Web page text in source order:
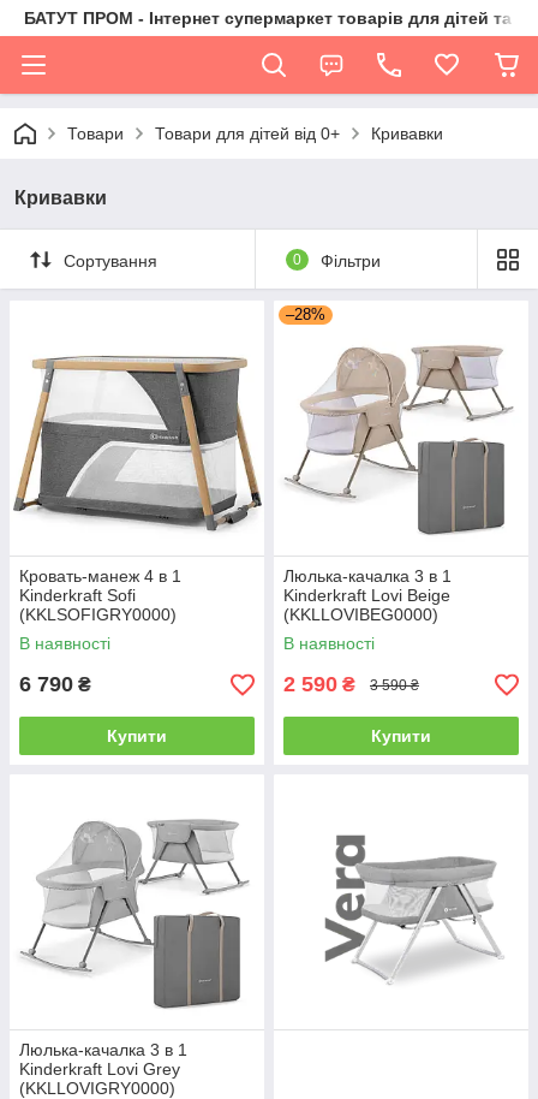
БАТУТ ПРОМ - Інтернет супермаркет товарів для дітей та їх
Товари Товари для дітей від 0+ Кривавки
Кривавки
Сортування 0 Фільтри
Кровать-манеж 4 в 1
Kinderkraft Sofi
(KKLSOFIGRY0000)
В наявності
6 790 ₴
Купити
–28%
Люлька-качалка 3 в 1
Kinderkraft Lovi Beige
(KKLLOVIBEG0000)
В наявності
2 590 ₴ 3 590 ₴
Купити
Люлька-качалка 3 в 1
Kinderkraft Lovi Grey
(KKLLOVIGRY0000)